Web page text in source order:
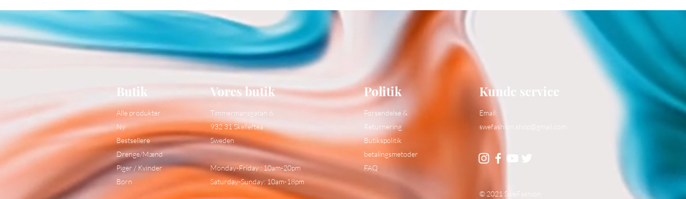
Butik
Alle produkter
Ny
Bestsellere
Drenge/Mænd
Piger / Kvinder
Børn
Vores butik
Timmermansgatan 6
932 31 Skelleftea
Sweden
Monday-Friday : 10am-20pm
Saturday-Sunday: 10am-18pm
Politik
Forsendelse &
Returnering
Butikspolitik
betalingsmetoder
FAQ
Kunde service
Email:
swefashion.shop@gmail.com
© 2021 SweFashion